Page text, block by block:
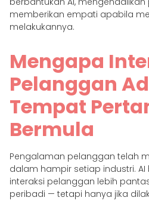
memberikan empati apabila
melakukannya.
Mengapa
Pelanggan
Tempat
Bermula
Pengalaman pelanggan telah
dalam hampir setiap industri.
interaksi pelanggan lebih
peribadi — tetapi hanya jika